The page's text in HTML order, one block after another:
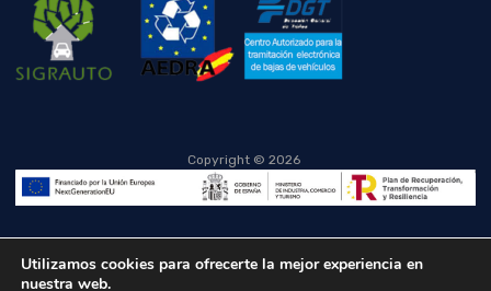
Copyright © 2026
Utilizamos cookies para ofrecerte la mejor experiencia en
nuestra web.